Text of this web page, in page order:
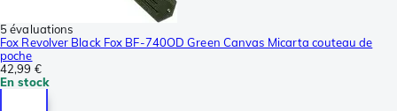
5 évaluations
Fox Revolver Black Fox BF-740OD Green Canvas Micarta couteau de
poche
42,99 €
En stock